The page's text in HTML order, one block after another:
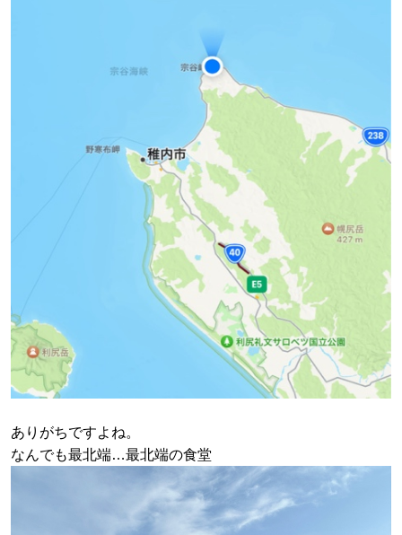
ありがちですよね。
なんでも最北端…最北端の食堂